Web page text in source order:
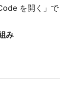
を開く」で
み